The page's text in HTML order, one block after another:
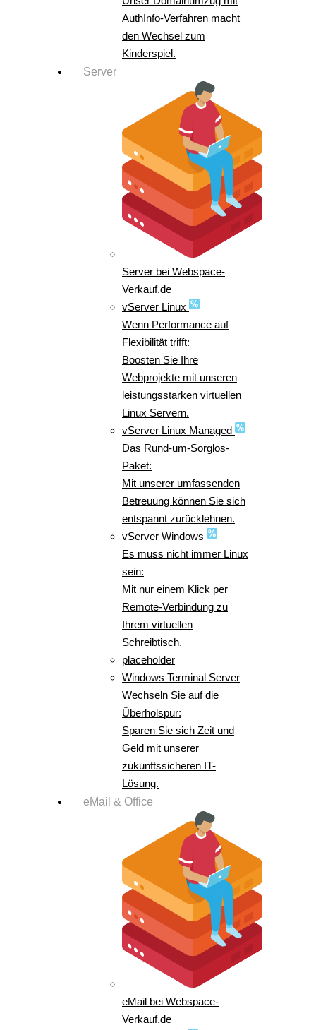
AuthInfo-Verfahren macht
den Wechsel zum
Kinderspiel.
Server
Server bei Webspace-
Verkauf.de
vServer Linux
Wenn Performance auf
Flexibilität trifft:
Boosten Sie Ihre
Webprojekte mit unseren
leistungsstarken virtuellen
Linux Servern.
vServer Linux Managed
Das Rund-um-Sorglos-
Paket:
Mit unserer umfassenden
Betreuung können Sie sich
entspannt zurücklehnen.
vServer Windows
Es muss nicht immer Linux
sein:
Mit nur einem Klick per
Remote-Verbindung zu
Ihrem virtuellen
Schreibtisch.
placeholder
Windows Terminal Server
Wechseln Sie auf die
Überholspur:
Sparen Sie sich Zeit und
Geld mit unserer
zukunftssicheren IT-
Lösung.
eMail & Office
eMail bei Webspace-
Verkauf.de